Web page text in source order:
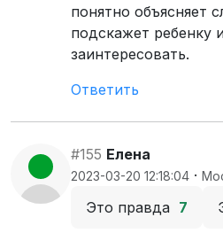
понятно объясняет
подскажет ребенку
заинтересовать.
Ответить
#155 Елена
2023-03-20 12:18:04 ·
Это правда 7